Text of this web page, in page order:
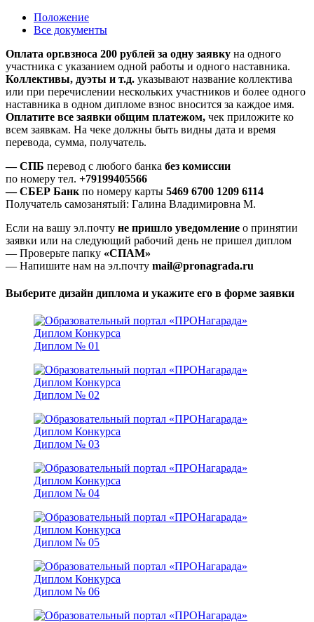
Положение
Все документы
Оплата орг.взноса 200 рублей за одну заявку на одного
участника с указанием одной работы и одного наставника.
Коллективы, дуэты и т.д. указывают название коллектива
или при перечислении нескольких участников и более одного
наставника в одном дипломе взнос вносится за каждое имя.
Оплатите все заявки общим платежом, чек приложите ко
всем заявкам. На чеке должны быть видны дата и время
перевода, сумма, получатель.
— СПБ перевод с любого банка без комиссии
по номеру тел. +79199405566
— СБЕР Банк по номеру карты 5469 6700 1209 6114
Получатель самозанятый: Галина Владимировна М.
Если на вашу эл.почту не пришло уведомление о принятии
заявки или на следующий рабочий день не пришел диплом
— Проверьте папку «СПАМ»
— Напишите нам на эл.почту mail@pronagrada.ru
Выберите дизайн диплома и укажите его в форме заявки
Диплом № 01
Диплом № 02
Диплом № 03
Диплом № 04
Диплом № 05
Диплом № 06